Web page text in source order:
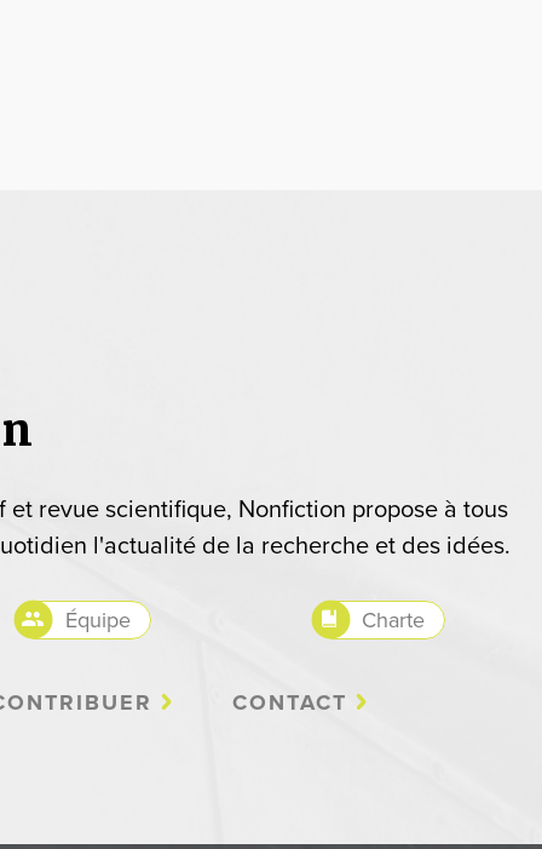
revue scientifique, Nonfiction propose à tous
l'actualité de la recherche et des idées.
Équipe Charte
CONTACT